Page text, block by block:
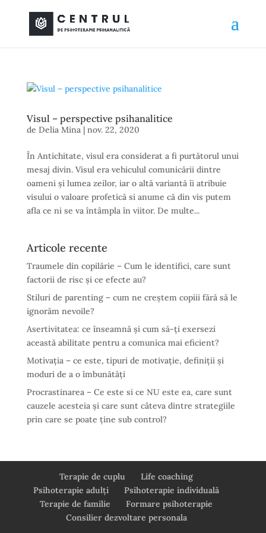
Visul – perspective psihanalitice
de Delia Mina| nov. 22, 2020
În Antichitate, visul era considerat a fi purtătorul unui
mesaj divin. Visul era vehiculul comunicării dintre
oameni și lumea zeilor, iar o altă variantă îi atribuie
visului o valoare profetică si anume că din vis putem
afla ce ni se va întâmpla în viitor. De multe...
Articole recente
Traumele din copilărie – Cum le identifici, care sunt
factorii de risc și ce efecte au?
Stiluri de parenting – cum ne creștem copiii fără să le
ignorăm nevoile?
Asertivitatea: ce înseamnă și cum să-ți exersezi
această abilitate pentru a comunica mai eficient?
Motivația – ce este, tipuri de motivație, definiții și
moduri de a o îmbunătăți
Procrastinarea – Ce este si ce NU este ea, care sunt
cauzele acesteia și care sunt câteva dintre strategiile
prin care se poate ține sub control?
Terapie de cuplu
Life coaching
Psihoterapie adulți
Psihoterapie individuală
Terapie de familie
Formare psihoterapie
Consilier dezvoltare personala